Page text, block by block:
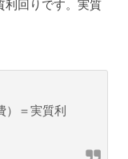
利回りです。実質
）＝実質利